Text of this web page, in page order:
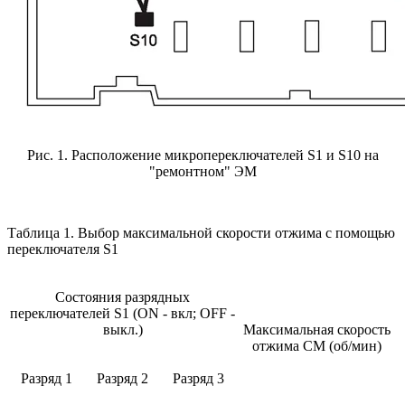
Рис. 1. Расположение микропереключателей S1 и S10 на
"ремонтном" ЭМ
Таблица 1. Выбор максимальной скорости отжима с помощью
переключателя S1
Состояния разрядных
переключателей S1 (ON - вкл; OFF -
выкл.)
Максимальная скорость
отжима СМ (об/мин)
Разряд 1 Разряд 2 Разряд 3